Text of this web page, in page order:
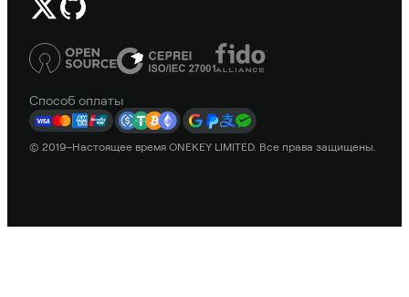
Способ оплаты
© 2019–Настоящее время ONEKEY LIMITED. Все права защищены.